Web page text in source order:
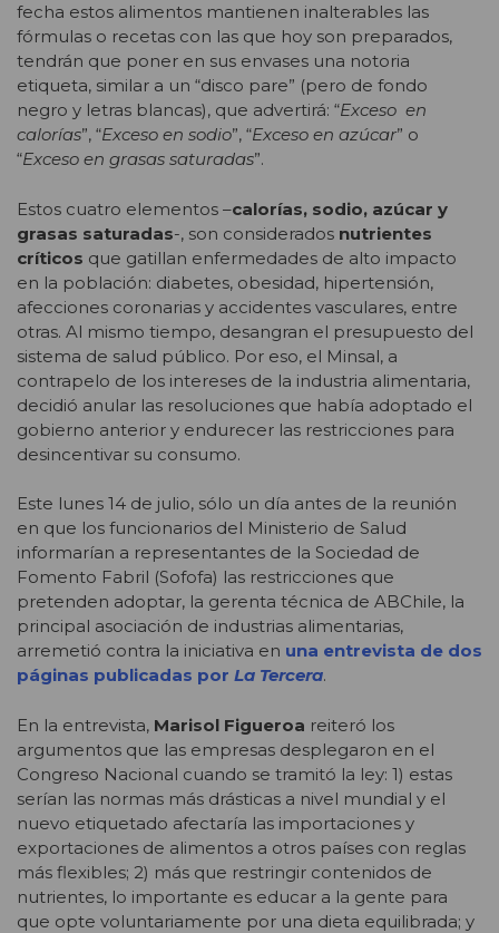
fecha estos alimentos mantienen inalterables las
fórmulas o recetas con las que hoy son preparados,
tendrán que poner en sus envases una notoria
etiqueta, similar a un “disco pare” (pero de fondo
negro y letras blancas), que advertirá: “Exceso en
calorías”, “Exceso en sodio”, “Exceso en azúcar” o
“Exceso en grasas saturadas”.
Estos cuatro elementos –calorías, sodio, azúcar y
grasas saturadas-, son considerados nutrientes
críticos que gatillan enfermedades de alto impacto
en la población: diabetes, obesidad, hipertensión,
afecciones coronarias y accidentes vasculares, entre
otras. Al mismo tiempo, desangran el presupuesto del
sistema de salud público. Por eso, el Minsal, a
contrapelo de los intereses de la industria alimentaria,
decidió anular las resoluciones que había adoptado el
gobierno anterior y endurecer las restricciones para
desincentivar su consumo.
Este lunes 14 de julio, sólo un día antes de la reunión
en que los funcionarios del Ministerio de Salud
informarían a representantes de la Sociedad de
Fomento Fabril (Sofofa) las restricciones que
pretenden adoptar, la gerenta técnica de ABChile, la
principal asociación de industrias alimentarias,
arremetió contra la iniciativa en una entrevista de dos
páginas publicadas por La Tercera.
En la entrevista, Marisol Figueroa reiteró los
argumentos que las empresas desplegaron en el
Congreso Nacional cuando se tramitó la ley: 1) estas
serían las normas más drásticas a nivel mundial y el
nuevo etiquetado afectaría las importaciones y
exportaciones de alimentos a otros países con reglas
más flexibles; 2) más que restringir contenidos de
nutrientes, lo importante es educar a la gente para
que opte voluntariamente por una dieta equilibrada; y